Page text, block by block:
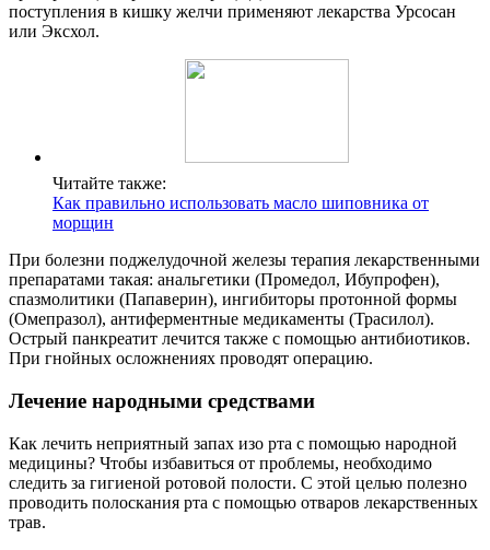
поступления в кишку желчи применяют лекарства Урсосан
или Эксхол.
Читайте также:
Как правильно использовать масло шиповника от
морщин
При болезни поджелудочной железы терапия лекарственными
препаратами такая: анальгетики (Промедол, Ибупрофен),
спазмолитики (Папаверин), ингибиторы протонной формы
(Омепразол), антиферментные медикаменты (Трасилол).
Острый панкреатит лечится также с помощью антибиотиков.
При гнойных осложнениях проводят операцию.
Лечение народными средствами
Как лечить неприятный запах изо рта с помощью народной
медицины? Чтобы избавиться от проблемы, необходимо
следить за гигиеной ротовой полости. С этой целью полезно
проводить полоскания рта с помощью отваров лекарственных
трав.